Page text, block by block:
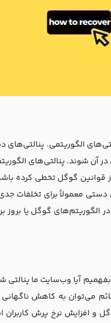
الگوریتمی.
شوند. پنالتی‌های
گوگل تخطی کرده
دستی معمولاً برای تخلفات
الگوریتم‌های گوگل یا
آیا وب‌سایت ما پنالتی
می‌توان به کاهش ناگهانی
افزایش نرخ پرش کاربران